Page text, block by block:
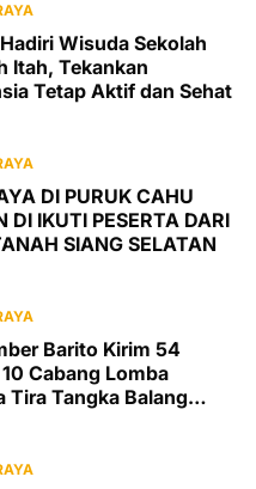
Wisuda Sekolah
Itah, Tekankan
Tetap Aktif dan Sehat
DI PURUK CAHU
DI IKUTI PESERTA DARI
SIANG SELATAN
Barito Kirim 54
Cabang Lomba
Tira Tangka Balang